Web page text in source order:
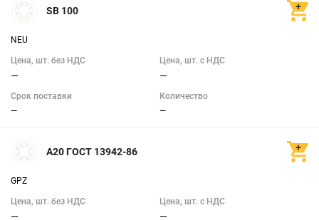
GPZ(1)
Стандарт
SB 100
NEU
Цена, шт. без НДС
—
Цена, шт. с НДС
—
Срок поставки
—
Количество
—
А20 ГОСТ 13942-86
GPZ
Цена, шт. без НДС
—
Цена, шт. с НДС
—